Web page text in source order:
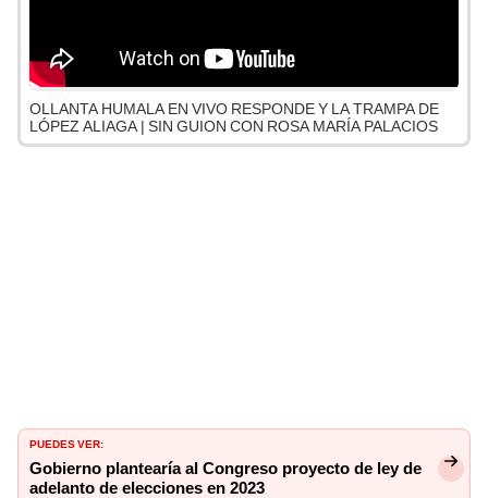
OLLANTA HUMALA EN VIVO RESPONDE Y LA TRAMPA DE
LÓPEZ ALIAGA | SIN GUION CON ROSA MARÍA PALACIOS
PUEDES VER:
Gobierno plantearía al Congreso proyecto de ley de
adelanto de elecciones en 2023